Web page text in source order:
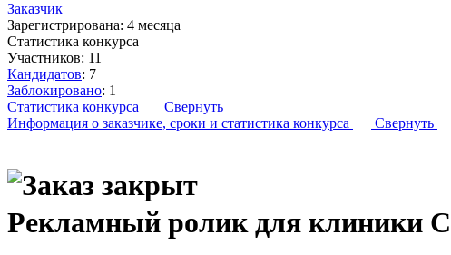
Заказчик
Зарегистрирована: 4 месяца
Статистика конкурса
Участников: 11
Кандидатов: 7
Заблокировано: 1
Статистика конкурса
Свернуть
Информация о заказчике, сроки и статистика конкурса Свернуть
Рекламный ролик для